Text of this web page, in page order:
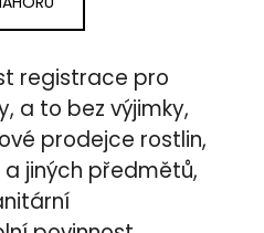
á
a
í
p
r
v
k
n
k
v
á
í
registrace pro
a to bez výjimky,
prodejce rostlin,
jiných předmětů,